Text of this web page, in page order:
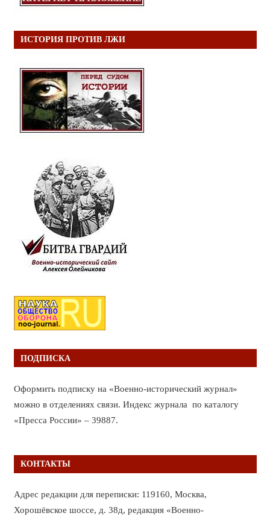
ИСТОРИЯ ПРОТИВ ЛЖИ
ПОДПИСКА
Оформить подписку на «Военно-исторический журнал»
можно в отделениях связи. Индекс журнала по каталогу
«Пресса России» – 39887.
КОНТАКТЫ
Адрес редакции для переписки: 119160, Москва,
Хорошёвское шоссе, д. 38д, редакция «Военно-